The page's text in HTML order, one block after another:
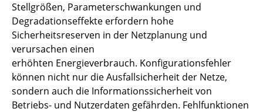
Stellgrößen, Parameterschwankungen und
Degradationseffekte erfordern hohe
Sicherheitsreserven in der Netzplanung und
verursachen einen
erhöhten Energieverbrauch. Konfigurationsfehler
können nicht nur die Ausfallsicherheit der Netze,
sondern auch die Informationssicherheit von
Betriebs- und Nutzerdaten gefährden. Fehlfunktionen